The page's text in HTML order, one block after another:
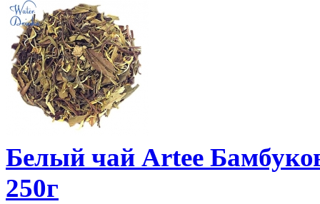
Белый чай Artee
250г